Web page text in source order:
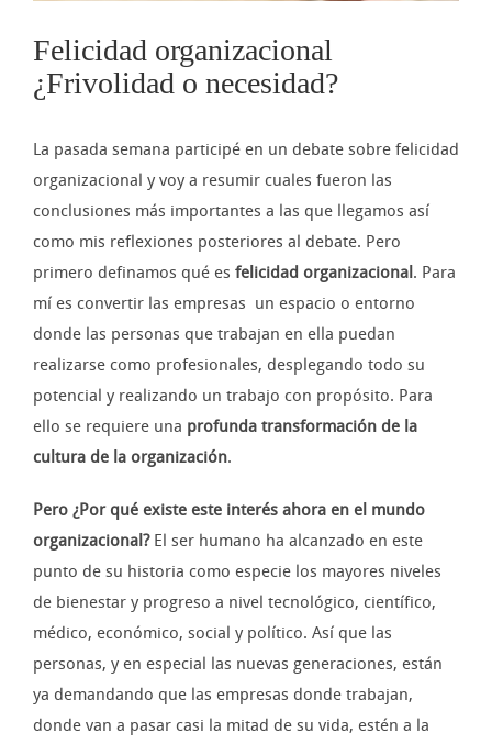
Felicidad organizacional
¿Frivolidad o necesidad?
La pasada semana participé en un debate sobre felicidad
organizacional y voy a resumir cuales fueron las
conclusiones más importantes a las que llegamos así
como mis reflexiones posteriores al debate. Pero
primero definamos qué es felicidad organizacional . Para
mí es convertir las empresas un espacio o entorno
donde las personas que trabajan en ella puedan
realizarse como profesionales, desplegando todo su
potencial y realizando un trabajo con propósito. Para
ello se requiere una profunda transformación de la
cultura de la organización.
Pero ¿Por qué existe este interés ahora en el mundo
organizacional?El ser humano ha alcanzado en este
punto de su historia como especie los mayores niveles
de bienestar y progreso a nivel tecnológico, científico,
médico, económico, social y político. Así que las
personas, y en especial las nuevas generaciones, están
ya demandando que las empresas donde trabajan,
donde van a pasar casi la mitad de su vida, estén a la